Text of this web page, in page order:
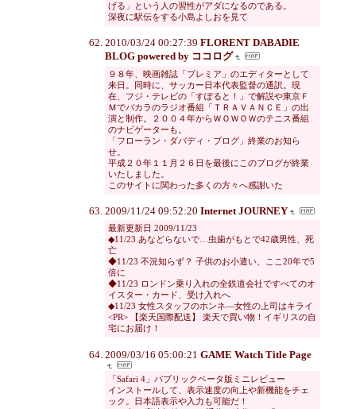
げる」という人の習性がアダになるのである。
深夜に駅伝をする小島よしおを見て
2010/03/24 00:27:39 FLORENT DABADIE
BLOG powered by ココログ
９８年、映画雑誌「プレミア」のエディターとして
来日。同時に、サッカー日本代表監督の通訳。現
在、フジ・テレビの「すぽると！」で解説や東京Ｆ
Ｍでバカラのラジオ番組「ＴＲＡＶＡＮＣＥ」の出
演と制作。２００４年からＷＯＷＯＷのテニス番組
のナビゲーターも。
「フローラン・ダバディ・ブログ」終業のお知ら
せ。
平成２０年１１月２６日を最後にこのブログが終業
いたしました。
このサイトに関わった多くの方々へ感謝いた
2009/11/24 09:52:20 Internet JOURNEY
最新更新日 2009/11/23
◆11/23 あなどらないで…虫歯がもとで42歳男性、死
亡
◆11/23 不況知らず？ 子供のお小遣い、ここ20年で5
倍に
◆11/23 ロンドン乗り入れの全鉄道会社ですべてのオ
イスター・カード、受け入れへ
◆11/23 女性スタッフのホンネ―女性の上司はキライ
<PR> 【楽天国際配送】 楽天で買い物！イギリスの自
宅にお届け！
2009/03/16 05:00:21 GAME Watch Title Page
「Safari 4」パブリックベータ版ミニレビュー
インストールして、表示速度の向上や新機能をチェ
ック。日本語表示や入力も可能だ！